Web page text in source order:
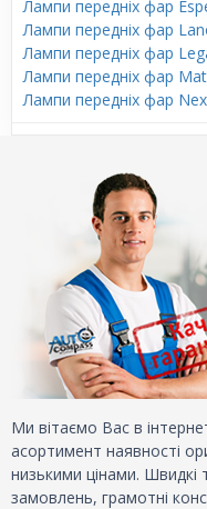
Лампи передніх фар
Лампи передніх фар
Лампи передніх фар
Лампи передніх фар
Лампи передніх фар
Ми вітаємо Вас в
асортимент наявності
низькими цінами. Швидкі
замовлень, грамотні